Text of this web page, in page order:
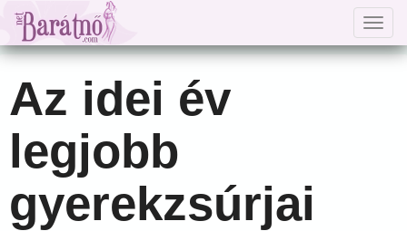
Az idei év
legjobb
gyerekzsúrjai